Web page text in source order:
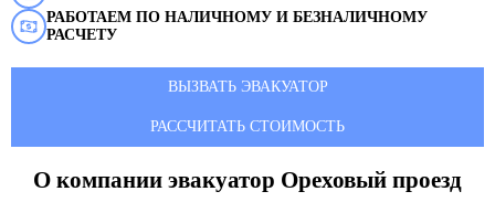
РАБОТАЕМ ПО НАЛИЧНОМУ И БЕЗНАЛИЧНОМУ
РАСЧЕТУ
ВЫЗВАТЬ ЭВАКУАТОР
РАССЧИТАТЬ СТОИМОСТЬ
О компании эвакуатор Ореховый проезд